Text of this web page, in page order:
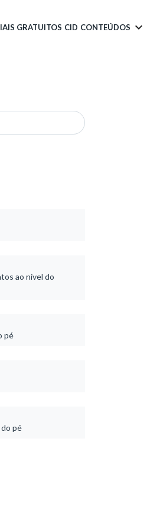
GRATUITOS CID CONTEÚDOS
ao nível do
pé
pé